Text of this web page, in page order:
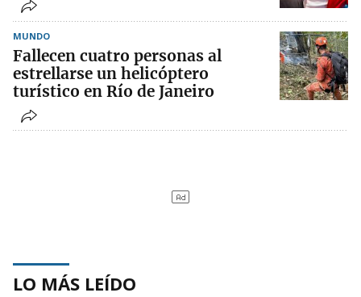
MUNDO
Fallecen cuatro personas al
estrellarse un helicóptero
turístico en Río de Janeiro
LO MÁS LEÍDO